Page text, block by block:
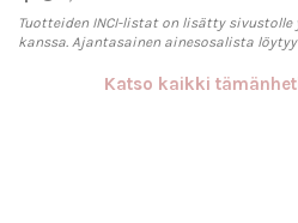
Tuotteiden INCI-listat on lisätty
kanssa. Ajantasainen ainesosalista
Katso kaikki